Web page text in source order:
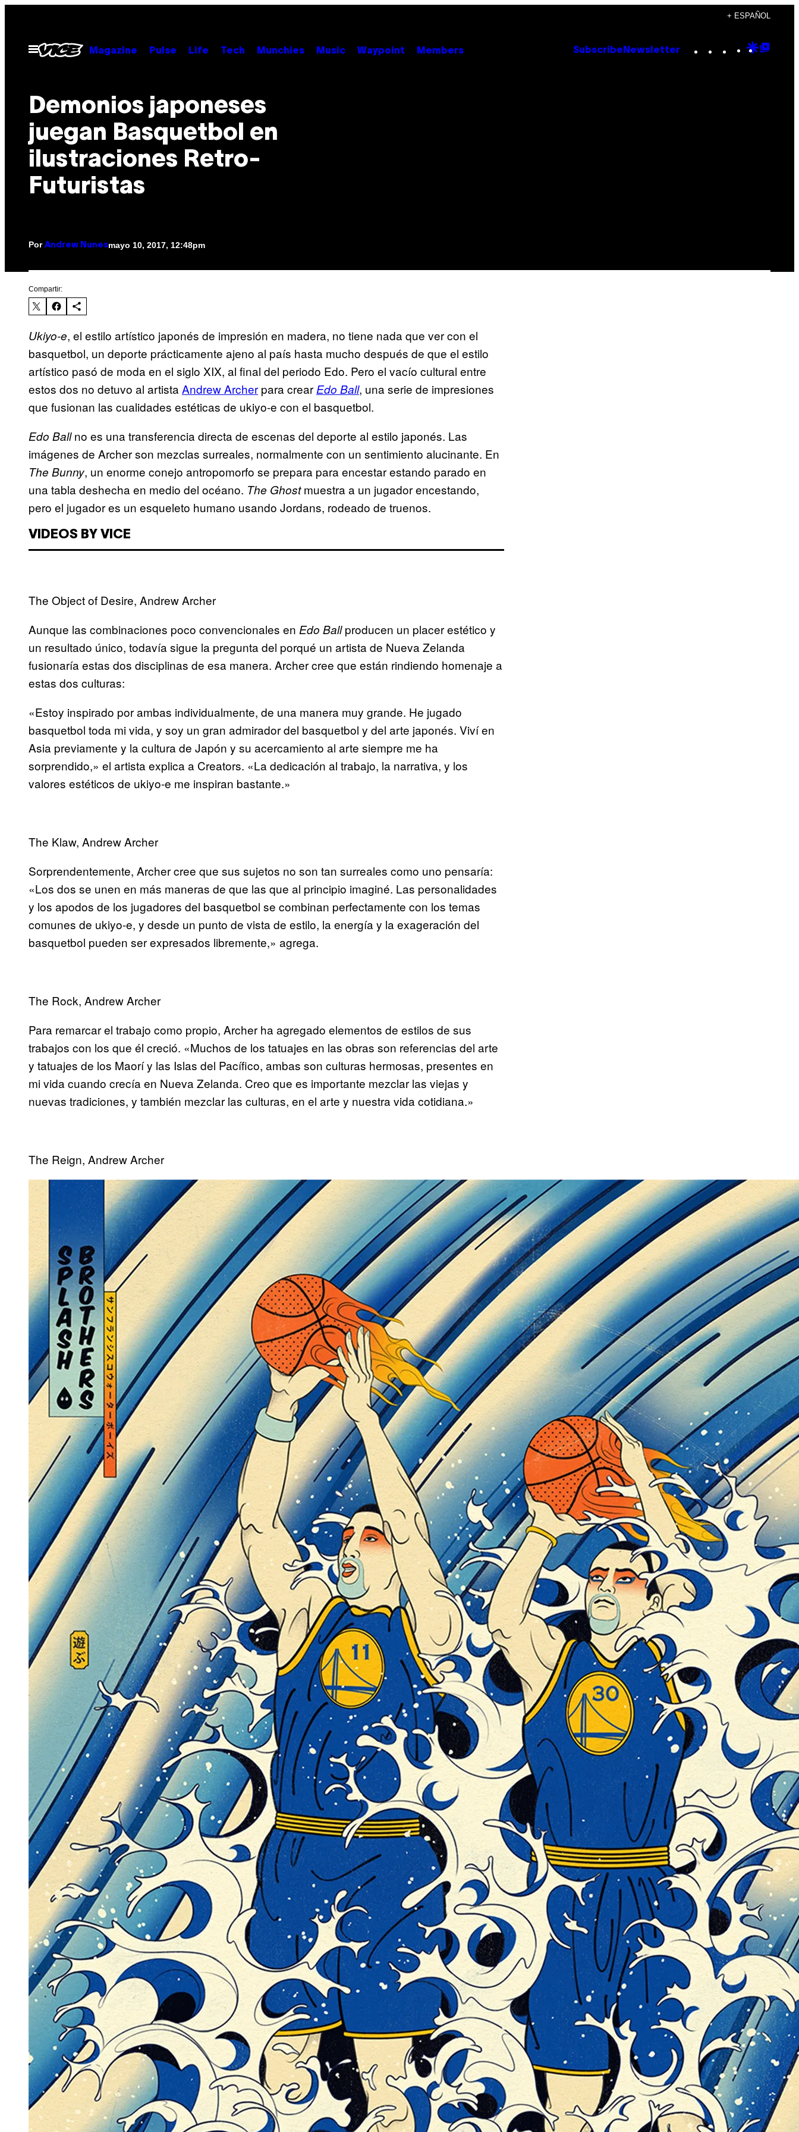
contenido
+ ESPAÑOL
Abrir
Menú
Magazine Pulse Life Tech Munchies Music Waypoint Members Subscribe Newsletter Instagram
TikTok
YouTube
Google
Demonios japoneses
juegan Basquetbol en
ilustraciones Retro-
Futuristas
Por Andrew Nunesmayo 10, 2017, 12:48pm
Compartir:
Ukiyo-e, el estilo artístico japonés de impresión en madera, no tiene nada que ver con el
basquetbol, un deporte prácticamente ajeno al país hasta mucho después de que el estilo
artístico pasó de moda en el siglo XIX, al final del periodo Edo. Pero el vacío cultural entre
estos dos no detuvo al artista Andrew Archer para crearEdo Ball, una serie de impresiones
que fusionan las cualidades estéticas de ukiyo-e con el basquetbol.
Edo Ballno es una transferencia directa de escenas del deporte al estilo japonés. Las
imágenes de Archer son mezclas surreales, normalmente con un sentimiento alucinante. En
The Bunny, un enorme conejo antropomorfo se prepara para encestar estando parado en
una tabla deshecha en medio del océano. The Ghostmuestra a un jugador encestando,
pero el jugador es un esqueleto humano usando Jordans, rodeado de truenos.
VIDEOS BY VICE
The Object of Desire, Andrew Archer
Aunque las combinaciones poco convencionales en Edo Ballproducen un placer estético y
un resultado único, todavía sigue la pregunta del porqué un artista de Nueva Zelanda
fusionaría estas dos disciplinas de esa manera. Archer cree que están rindiendo homenaje a
estas dos culturas:
«Estoy inspirado por ambas individualmente, de una manera muy grande. He jugado
basquetbol toda mi vida, y soy un gran admirador del basquetbol y del arte japonés. Viví en
Asia previamente y la cultura de Japón y su acercamiento al arte siempre me ha
sorprendido,» el artista explica a Creators. «La dedicación al trabajo, la narrativa, y los
valores estéticos de ukiyo-e me inspiran bastante.»
The Klaw, Andrew Archer
Sorprendentemente, Archer cree que sus sujetos no son tan surreales como uno pensaría:
«Los dos se unen en más maneras de que las que al principio imaginé. Las personalidades
y los apodos de los jugadores del basquetbol se combinan perfectamente con los temas
comunes de ukiyo-e, y desde un punto de vista de estilo, la energía y la exageración del
basquetbol pueden ser expresados libremente,» agrega.
The Rock, Andrew Archer
Para remarcar el trabajo como propio, Archer ha agregado elementos de estilos de sus
trabajos con los que él creció. «Muchos de los tatuajes en las obras son referencias del arte
y tatuajes de los Maorí y las Islas del Pacífico, ambas son culturas hermosas, presentes en
mi vida cuando crecía en Nueva Zelanda. Creo que es importante mezclar las viejas y
nuevas tradiciones, y también mezclar las culturas, en el arte y nuestra vida cotidiana.»
The Reign, Andrew Archer